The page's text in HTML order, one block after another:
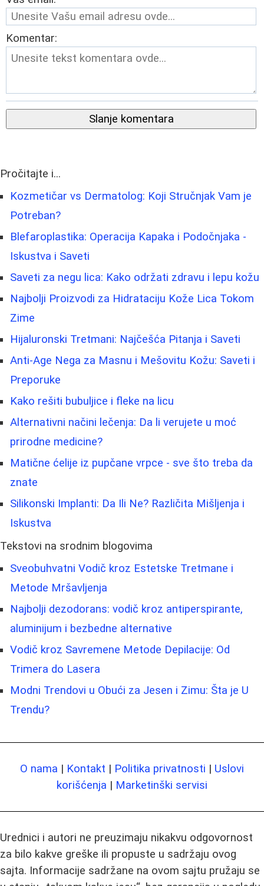
Komentar:
Slanje komentara
Pročitajte i...
Kozmetičar vs Dermatolog: Koji Stručnjak Vam je
Potreban?
Blefaroplastika: Operacija Kapaka i Podočnjaka -
Iskustva i Saveti
Saveti za negu lica: Kako održati zdravu i lepu kožu
Najbolji Proizvodi za Hidrataciju Kože Lica Tokom
Zime
Hijaluronski Tretmani: Najčešća Pitanja i Saveti
Anti-Age Nega za Masnu i Mešovitu Kožu: Saveti i
Preporuke
Kako rešiti bubuljice i fleke na licu
Alternativni načini lečenja: Da li verujete u moć
prirodne medicine?
Matične ćelije iz pupčane vrpce - sve što treba da
znate
Silikonski Implanti: Da Ili Ne? Različita Mišljenja i
Iskustva
Tekstovi na srodnim blogovima
Sveobuhvatni Vodič kroz Estetske Tretmane i
Metode Mršavljenja
Najbolji dezodorans: vodič kroz antiperspirante,
aluminijum i bezbedne alternative
Vodič kroz Savremene Metode Depilacije: Od
Trimera do Lasera
Modni Trendovi u Obući za Jesen i Zimu: Šta je U
Trendu?
O nama | Kontakt | Politika privatnosti | Uslovi
korišćenja | Marketinški servisi
Urednici i autori ne preuzimaju nikakvu odgovornost
za bilo kakve greške ili propuste u sadržaju ovog
sajta. Informacije sadržane na ovom sajtu pružaju se